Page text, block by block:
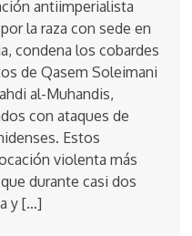
antiimperialista
la raza con sede en
condena los cobardes
de Qasem Soleimani
al-Muhandis,
con ataques de
Estos
violenta más
durante casi dos
y […]